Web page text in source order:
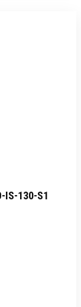
IS-130-S1